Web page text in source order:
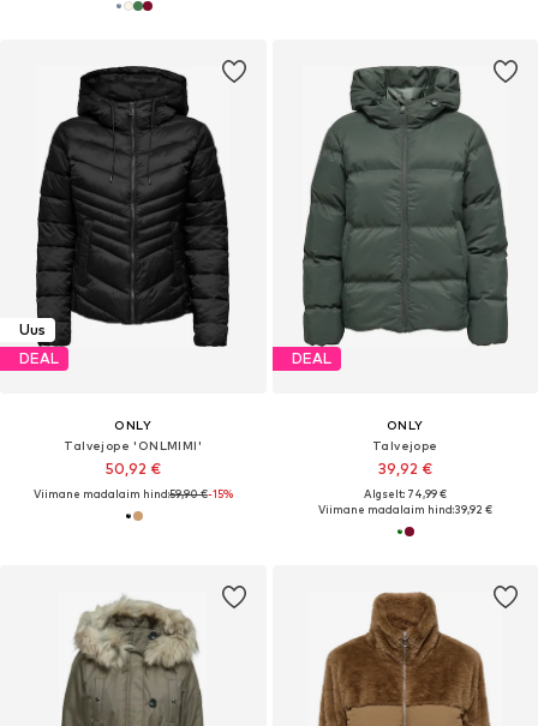
Uus
DEAL
ONLY
Talvejope 'ONLMIMI'
50,92 €
Viimane madalaim hind:59,90 €-15%
DEAL
ONLY
Talvejope
39,92 €
Algselt: 74,99 €
Viimane madalaim hind:39,92 €